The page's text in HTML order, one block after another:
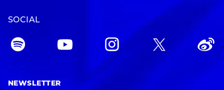
SOCIAL
NEWSLETTER